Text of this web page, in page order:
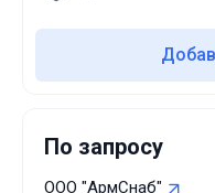
По запросу
ООО "АрмСнаб"